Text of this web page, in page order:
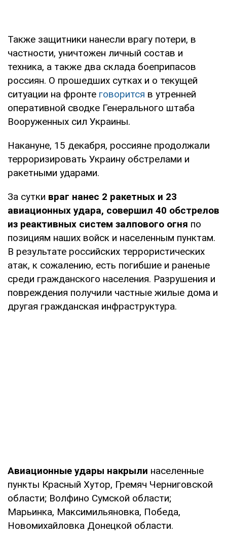
Также защитники нанесли врагу потери, в
частности, уничтожен личный состав и
техника, а также два склада боеприпасов
россиян. О прошедших сутках и о текущей
ситуации на фронте говорится в утренней
оперативной сводке Генерального штаба
Вооруженных сил Украины.
Накануне, 15 декабря, россияне продолжали
терроризировать Украину обстрелами и
ракетными ударами.
За сутки враг нанес 2 ракетных и 23
авиационных удара, совершил 40 обстрелов
из реактивных систем залпового огня по
позициям наших войск и населенным пунктам.
В результате российских террористических
атак, к сожалению, есть погибшие и раненые
среди гражданского населения. Разрушения и
повреждения получили частные жилые дома и
другая гражданская инфраструктура.
Авиационные удары накрыли населенные
пункты Красный Хутор, Гремяч Черниговской
области; Волфино Сумской области;
Марьинка, Максимильяновка, Победа,
Новомихайловка Донецкой области.